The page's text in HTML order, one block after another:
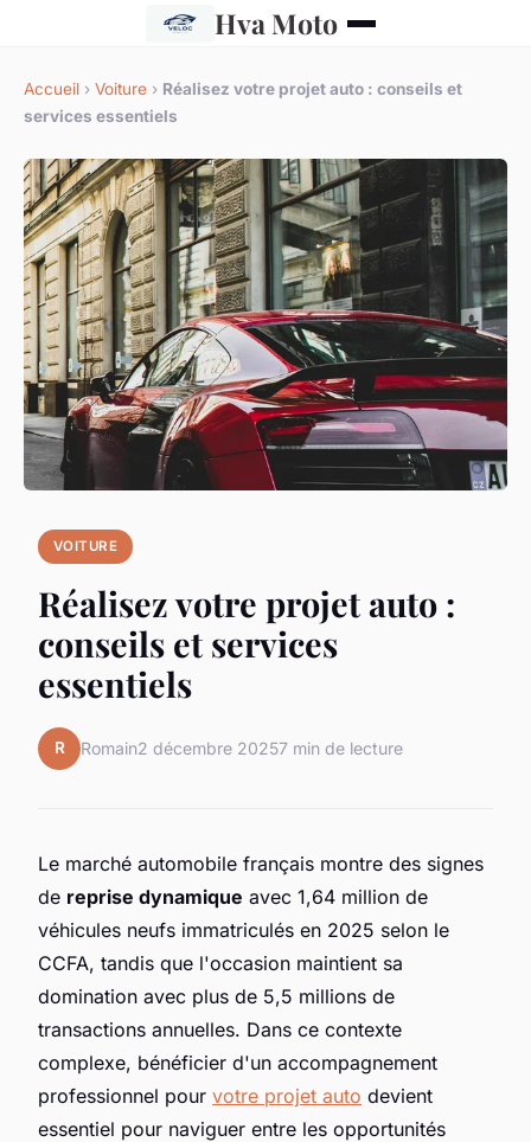
Hva Moto
Accueil › Voiture › Réalisez votre projet auto : conseils et
services essentiels
VOITURE
Réalisez votre projet auto :
conseils et services
essentiels
R Romain2 décembre 20257 min de lecture
Le marché automobile français montre des signes
de reprise dynamique avec 1,64 million de
véhicules neufs immatriculés en 2025 selon le
CCFA, tandis que l'occasion maintient sa
domination avec plus de 5,5 millions de
transactions annuelles. Dans ce contexte
complexe, bénéficier d'un accompagnement
professionnel pour votre projet auto devient
essentiel pour naviguer entre les opportunités